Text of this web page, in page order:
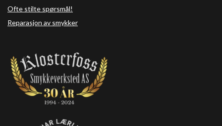
Ofte stilte spørsmål!
Reparasjon av smykker